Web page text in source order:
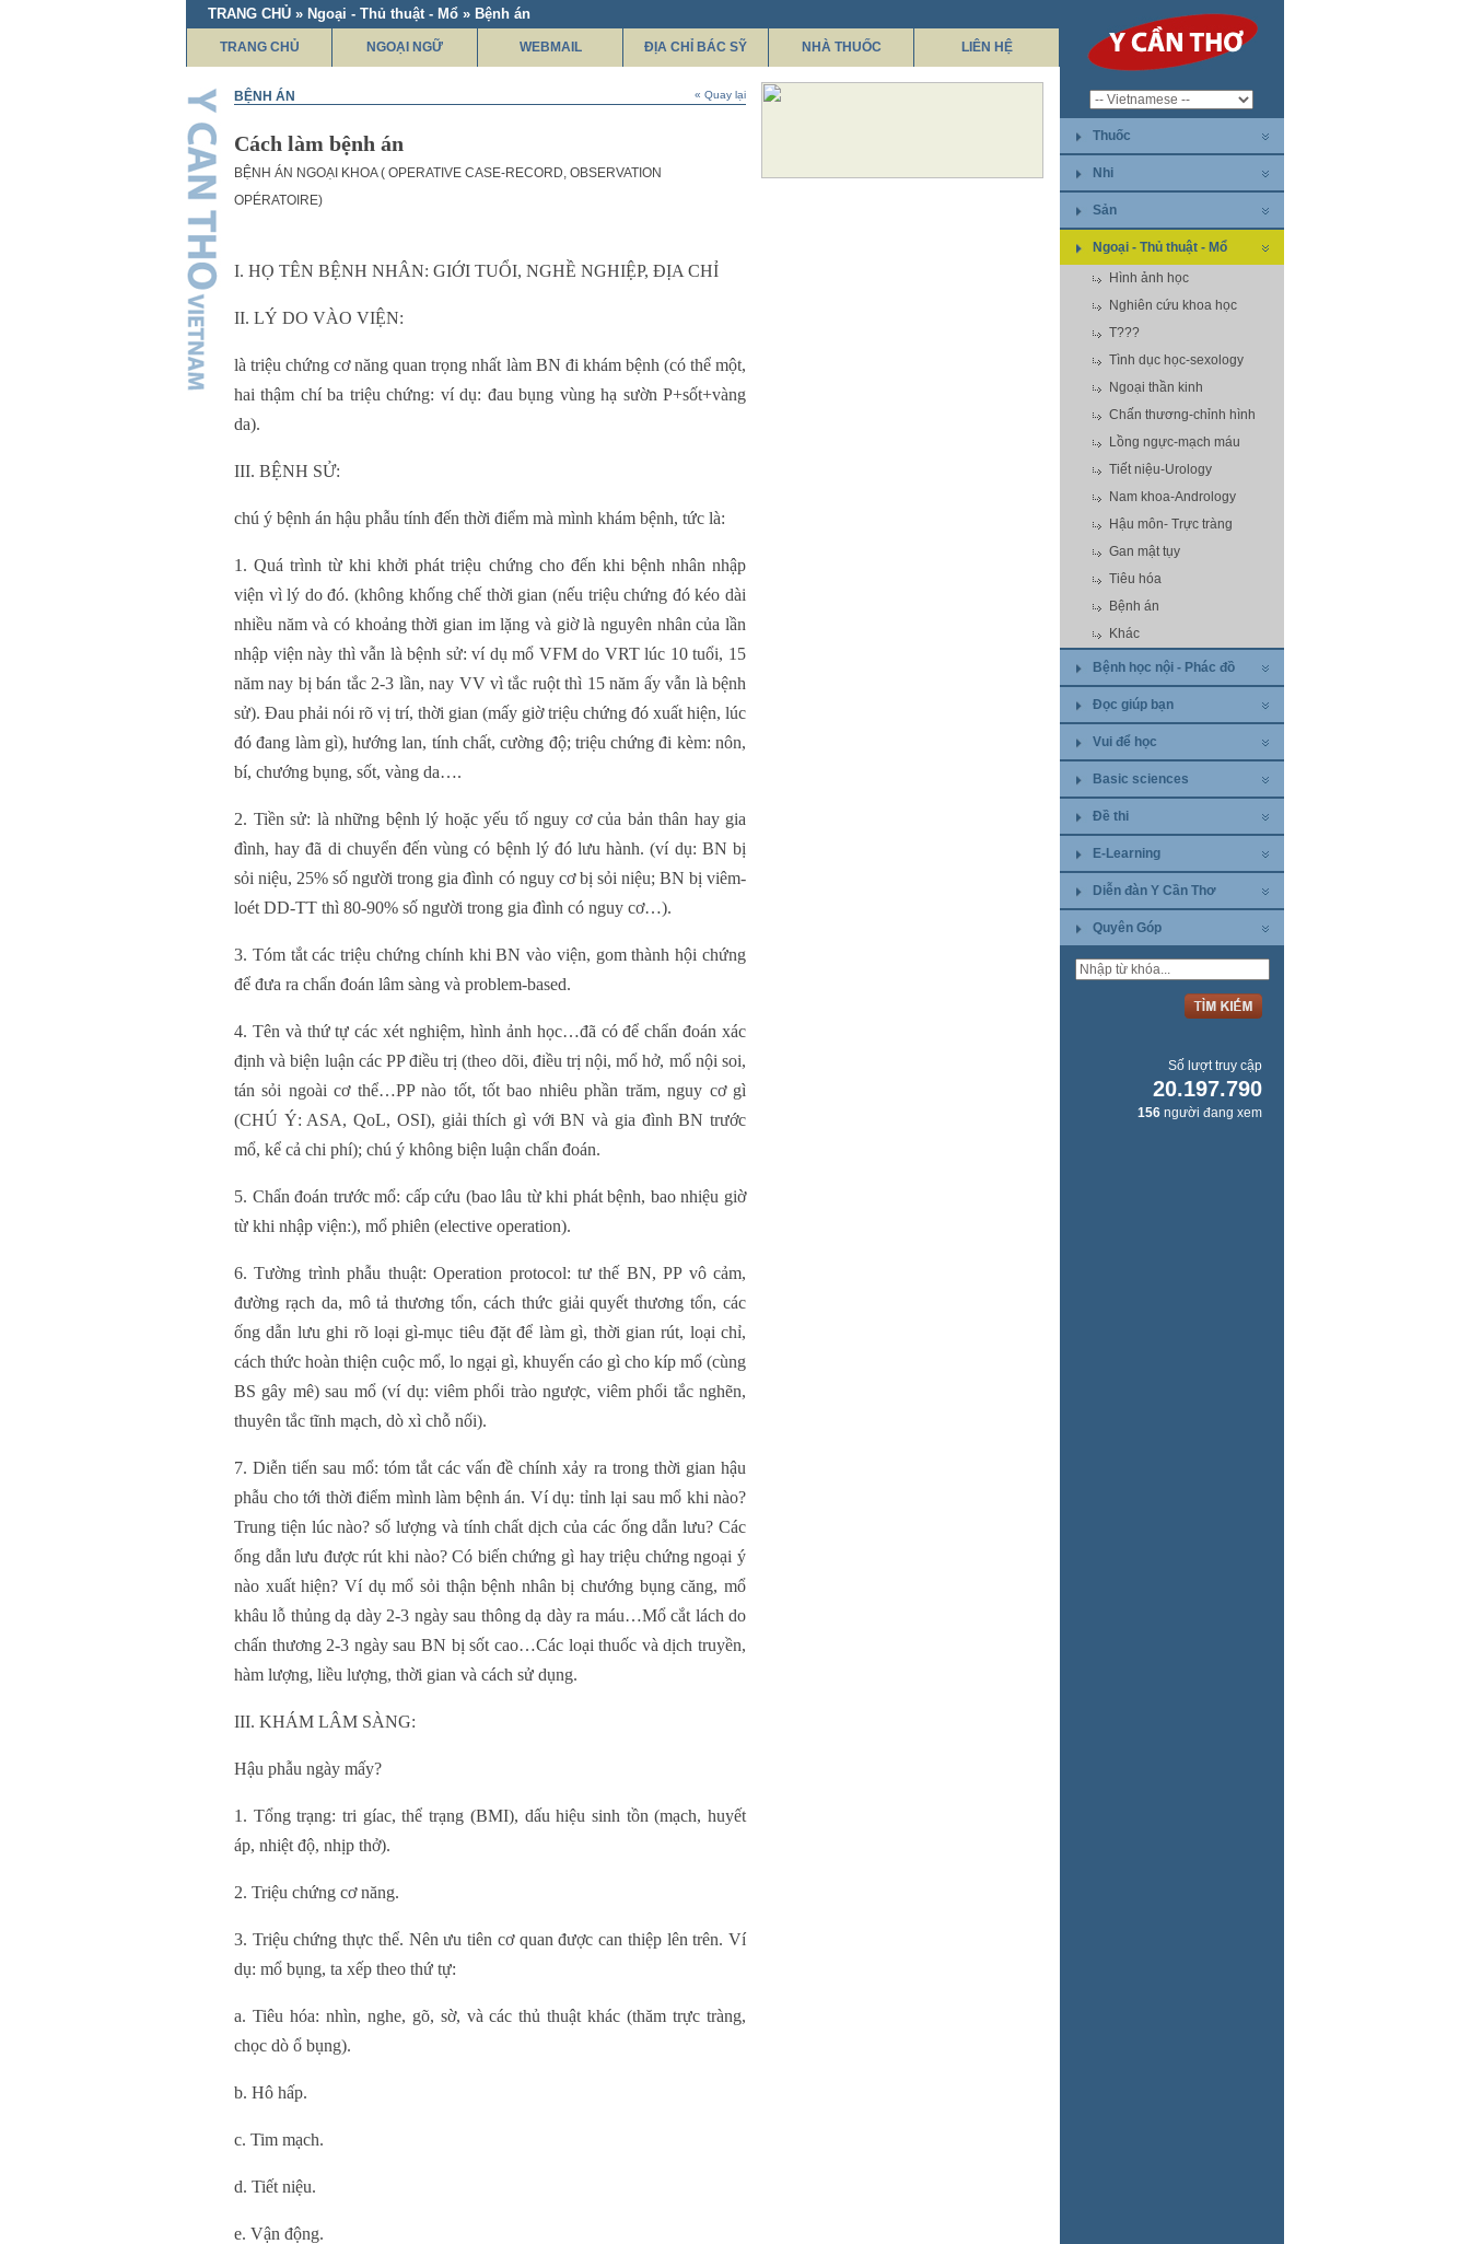
TRANG CHỦ » Ngoại - Thủ thuật - Mổ » Bệnh án
TRANG CHỦ NGOẠI NGỮ WEBMAIL ĐỊA CHỈ BÁC SỸ NHÀ THUỐC LIÊN HỆ
BỆNH ÁN « Quay lại
Cách làm bệnh án
BỆNH ÁN NGOẠI KHOA ( OPERATIVE CASE-RECORD, OBSERVATION
OPÉRATOIRE)
I. HỌ TÊN BỆNH NHÂN: GIỚI TUỔI, NGHỀ NGHIỆP, ĐỊA CHỈ
II. LÝ DO VÀO VIỆN:
là triệu chứng cơ năng quan trọng nhất làm BN đi khám bệnh (có thể một,
hai thậm chí ba triệu chứng: ví dụ: đau bụng vùng hạ sườn P+sốt+vàng
da).
III. BỆNH SỬ:
chú ý bệnh án hậu phẫu tính đến thời điểm mà mình khám bệnh, tức là:
1. Quá trình từ khi khởi phát triệu chứng cho đến khi bệnh nhân nhập
viện vì lý do đó. (không khống chế thời gian (nếu triệu chứng đó kéo dài
nhiều năm và có khoảng thời gian im lặng và giờ là nguyên nhân của lần
nhập viện này thì vẫn là bệnh sử: ví dụ mổ VFM do VRT lúc 10 tuổi, 15
năm nay bị bán tắc 2-3 lần, nay VV vì tắc ruột thì 15 năm ấy vẫn là bệnh
sử). Đau phải nói rõ vị trí, thời gian (mấy giờ triệu chứng đó xuất hiện, lúc
đó đang làm gì), hướng lan, tính chất, cường độ; triệu chứng đi kèm: nôn,
bí, chướng bụng, sốt, vàng da….
2. Tiền sử: là những bệnh lý hoặc yếu tố nguy cơ của bản thân hay gia
đình, hay đã di chuyển đến vùng có bệnh lý đó lưu hành. (ví dụ: BN bị
sỏi niệu, 25% số người trong gia đình có nguy cơ bị sỏi niệu; BN bị viêm-
loét DD-TT thì 80-90% số người trong gia đình có nguy cơ…).
3. Tóm tắt các triệu chứng chính khi BN vào viện, gom thành hội chứng
để đưa ra chẩn đoán lâm sàng và problem-based.
4. Tên và thứ tự các xét nghiệm, hình ảnh học…đã có để chẩn đoán xác
định và biện luận các PP điều trị (theo dõi, điều trị nội, mổ hở, mổ nội soi,
tán sỏi ngoài cơ thể…PP nào tốt, tốt bao nhiêu phần trăm, nguy cơ gì
(CHÚ Ý: ASA, QoL, OSI), giải thích gì với BN và gia đình BN trước
mổ, kể cả chi phí); chú ý không biện luận chẩn đoán.
5. Chẩn đoán trước mổ: cấp cứu (bao lâu từ khi phát bệnh, bao nhiệu giờ
từ khi nhập viện:), mổ phiên (elective operation).
6. Tường trình phẫu thuật: Operation protocol: tư thế BN, PP vô cảm,
đường rạch da, mô tả thương tổn, cách thức giải quyết thương tổn, các
ống dẫn lưu ghi rõ loại gì-mục tiêu đặt để làm gì, thời gian rút, loại chỉ,
cách thức hoàn thiện cuộc mổ, lo ngại gì, khuyến cáo gì cho kíp mổ (cùng
BS gây mê) sau mổ (ví dụ: viêm phổi trào ngược, viêm phổi tắc nghẽn,
thuyên tắc tĩnh mạch, dò xì chỗ nối).
7. Diễn tiến sau mổ: tóm tắt các vấn đề chính xảy ra trong thời gian hậu
phẫu cho tới thời điểm mình làm bệnh án. Ví dụ: tỉnh lại sau mổ khi nào?
Trung tiện lúc nào? số lượng và tính chất dịch của các ống dẫn lưu? Các
ống dẫn lưu được rút khi nào? Có biến chứng gì hay triệu chứng ngoại ý
nào xuất hiện? Ví dụ mổ sỏi thận bệnh nhân bị chướng bụng căng, mổ
khâu lỗ thủng dạ dày 2-3 ngày sau thông dạ dày ra máu…Mổ cắt lách do
chấn thương 2-3 ngày sau BN bị sốt cao…Các loại thuốc và dịch truyền,
hàm lượng, liều lượng, thời gian và cách sử dụng.
III. KHÁM LÂM SÀNG:
Hậu phẫu ngày mấy?
1. Tổng trạng: tri gíac, thể trạng (BMI), dấu hiệu sinh tồn (mạch, huyết
áp, nhiệt độ, nhịp thở).
2. Triệu chứng cơ năng.
3. Triệu chứng thực thể. Nên ưu tiên cơ quan được can thiệp lên trên. Ví
dụ: mổ bụng, ta xếp theo thứ tự:
a. Tiêu hóa: nhìn, nghe, gõ, sờ, và các thủ thuật khác (thăm trực tràng,
chọc dò ổ bụng).
b. Hô hấp.
c. Tim mạch.
d. Tiết niệu.
e. Vận động.
Thuốc
Nhi
Sản
Ngoại - Thủ thuật - Mổ
Hình ảnh học
Nghiên cứu khoa học
T???
Tình dục học-sexology
Ngoại thần kinh
Chấn thương-chỉnh hình
Lồng ngực-mạch máu
Tiết niệu-Urology
Nam khoa-Andrology
Hậu môn- Trực tràng
Gan mật tụy
Tiêu hóa
Bệnh án
Khác
Bệnh học nội - Phác đồ
Đọc giúp bạn
Vui để học
Basic sciences
Đề thi
E-Learning
Diễn đàn Y Cần Thơ
Quyên Góp
Số lượt truy cập
20.197.790
156 người đang xem